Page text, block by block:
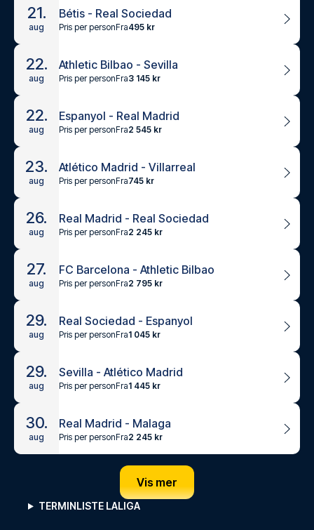
21.
aug
Bétis - Real Sociedad
Pris per personFra495 kr
22.
aug
Athletic Bilbao - Sevilla
Pris per personFra3 145 kr
22.
aug
Espanyol - Real Madrid
Pris per personFra2 545 kr
23.
aug
Atlético Madrid - Villarreal
Pris per personFra745 kr
26.
aug
Real Madrid - Real Sociedad
Pris per personFra2 245 kr
27.
aug
FC Barcelona - Athletic Bilbao
Pris per personFra2 795 kr
29.
aug
Real Sociedad - Espanyol
Pris per personFra1 045 kr
29.
aug
Sevilla - Atlético Madrid
Pris per personFra1 445 kr
30.
aug
Real Madrid - Malaga
Pris per personFra2 245 kr
Vis mer
TERMINLISTE LALIGA